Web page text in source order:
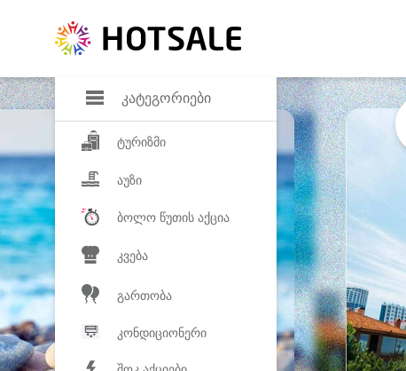
კატეგორიები
ტურიზმი
აუზი
ბოლო წუთის აქცია
კვება
გართობა
კონდიციონერი